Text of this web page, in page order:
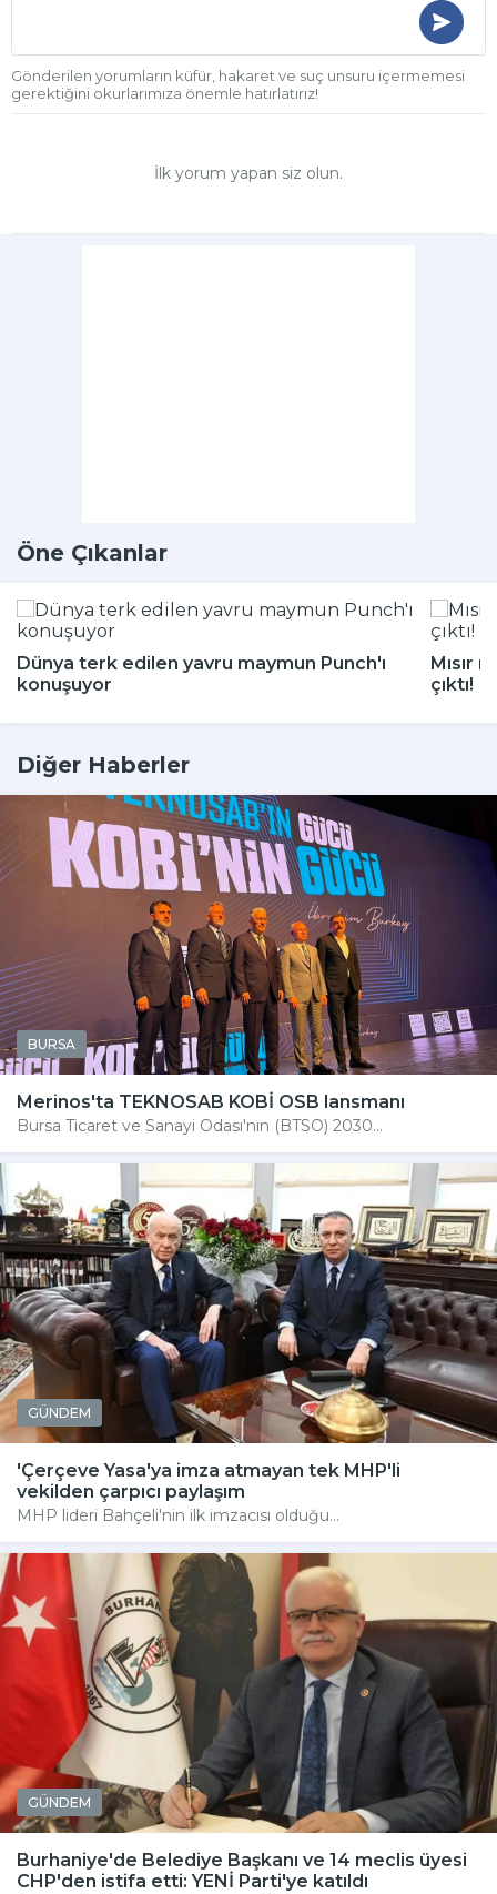
Gönderilen yorumların küfür, hakaret ve suç unsuru içermemesi
gerektiğini okurlarımıza önemle hatırlatırız!
İlk yorum yapan siz olun.
Öne Çıkanlar
Dünya terk edilen yavru maymun Punch'ı
konuşuyor
Mısır
çıktı!
Diğer Haberler
BURSA
Merinos'ta TEKNOSAB KOBİ OSB lansmanı
Bursa Ticaret ve Sanayi Odası'nın (BTSO) 2030...
GÜNDEM
'Çerçeve Yasa'ya imza atmayan tek MHP'li
vekilden çarpıcı paylaşım
MHP lideri Bahçeli'nin ilk imzacısı olduğu...
GÜNDEM
Burhaniye'de Belediye Başkanı ve 14 meclis üyesi
CHP'den istifa etti: YENİ Parti'ye katıldı